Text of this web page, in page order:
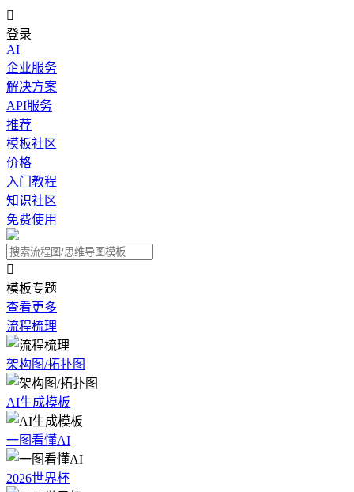

登录
AI
企业服务
解决方案
API服务
推荐
模板社区
价格
入门教程
知识社区
免费使用

模板专题
查看更多
流程梳理
架构图/拓扑图
AI生成模板
一图看懂AI
2026世界杯